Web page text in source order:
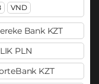
(MANA)
(DOGE)
INR
BRL
VND
Bank KZT
PLN
KZT